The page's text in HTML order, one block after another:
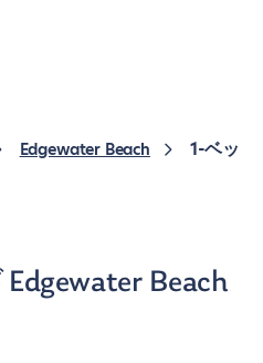
Edgewater Beach
1-ベッ
Beach